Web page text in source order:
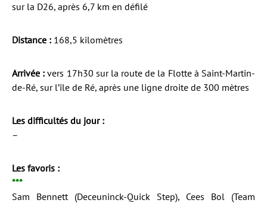
sur la D26, après 6,7 km en défilé
Distance : 168,5 kilomètres
Arrivée : vers 17h30 sur la route de la Flotte à Saint-Martin-
de-Ré, sur l’île de Ré, après une ligne droite de 300 mètres
Les difficultés du jour :
–
Les favoris :
***
Sam Bennett (Deceuninck-Quick Step), Cees Bol (Team